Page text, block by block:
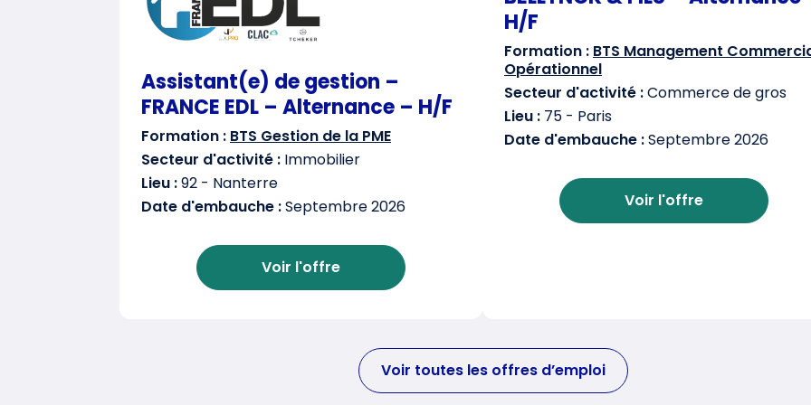
Assistant(e) de gestion –
FRANCE EDL – Alternance – H/F
Formation : BTS Gestion de la PME
Secteur d'activité : Immobilier
Lieu :92 - Nanterre
Date d'embauche :Septembre 2026
Voir l'offre
H/F
Formation : BTS Management
Opérationnel
Secteur d'activité :Commerce de gros
Lieu : 75 - Paris
Date d'embauche :Septembre 2026
Voir l'offre
Voir toutes les offres d’emploi